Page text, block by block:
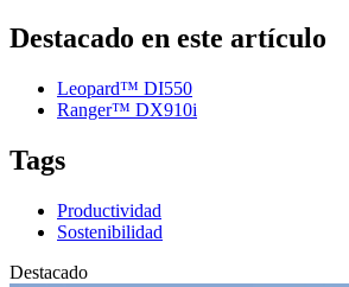
Destacado en este artículo
Leopard™ DI550
Ranger™ DX910i
Tags
Productividad
Sostenibilidad
Destacado